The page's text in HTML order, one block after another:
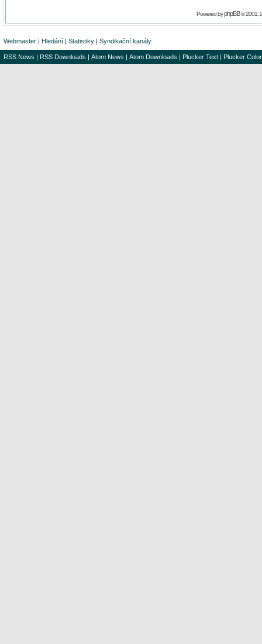
Powered byphpBB© 2001,
Webmaster | Hledání | Statistiky | Syndikační kanály
RSS News | RSS Downloads | Atom News | Atom Downloads | Plucker Text | Plucker Color